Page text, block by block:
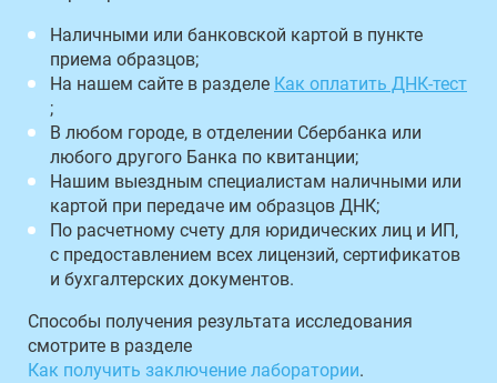
Наличными или банковской картой в пункте
приема образцов;
На нашем сайте в разделе Как оплатить ДНК-тест
;
В любом городе, в отделении Сбербанка или
любого другого Банка по квитанции;
Нашим выездным специалистам наличными или
картой при передаче им образцов ДНК;
По расчетному счету для юридических лиц и ИП,
с предоставлением всех лицензий, сертификатов
и бухгалтерских документов.
Способы получения результата исследования
смотрите в разделе
Как получить заключение лаборатории.